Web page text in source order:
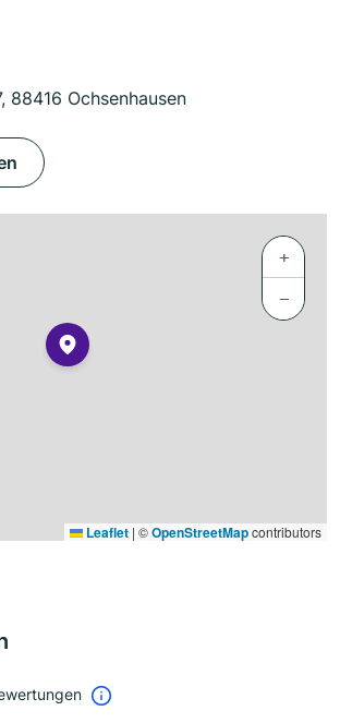
88416 Ochsenhausen
+
−
Leaflet | ©OpenStreetMapcontributors